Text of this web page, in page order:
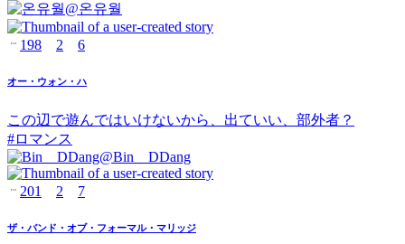
@온유월
198 2 6
オー・ウォン・ハ
この辺で遊んではいけないから、出ていい、部外者？
#ロマンス
@Bin__DDang
201 2 7
ザ・バンド・オブ・フォーマル・マリッジ